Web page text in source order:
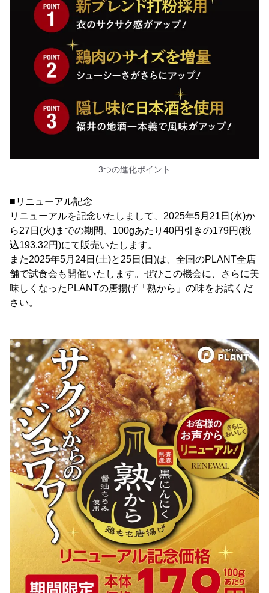
3つの進化ポイント
■リニューアル記念
リニューアルを記念いたしまして、2025年5月21日(水)か
ら27日(火)までの期間、100gあたり40円引きの179円(税
込193.32円)にて販売いたします。
また2025年5月24日(土)と25日(日)は、全国のPLANT全店
舗で試食会も開催いたします。ぜひこの機会に、さらに美
味しくなったPLANTの唐揚げ「熟から」の味をお試くだ
さい。